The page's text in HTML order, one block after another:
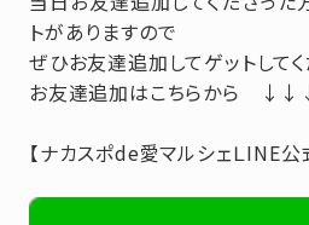
トがありますので
ぜひお友達追加してゲットして
お友達追加はこちらから
【ナカスポde愛マルシェＬINE公